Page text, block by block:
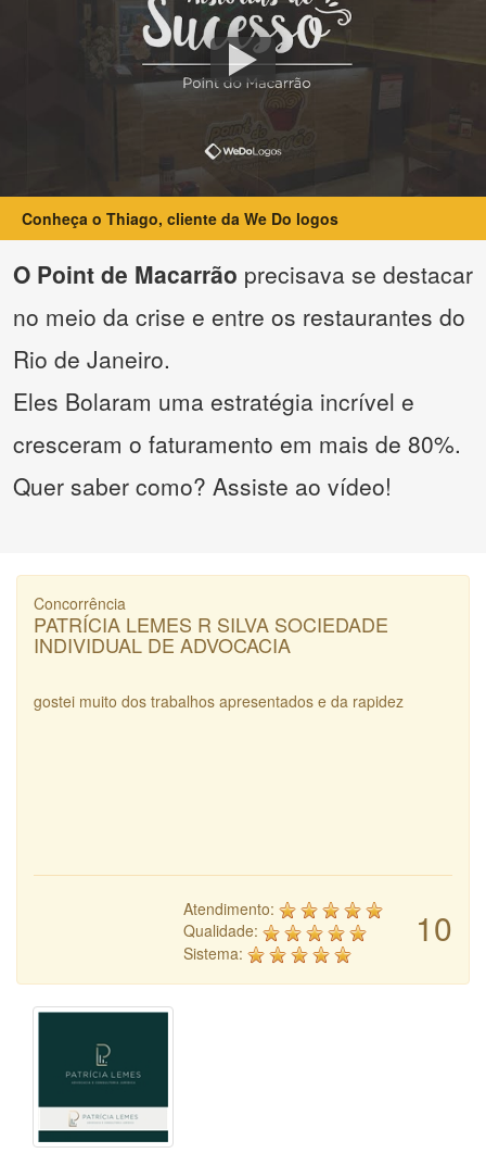
Conheça o Thiago, cliente da We Do logos
O Point de Macarrão precisava se destacar
no meio da crise e entre os restaurantes do
Rio de Janeiro.
Eles Bolaram uma estratégia incrível e
cresceram o faturamento em mais de 80%.
Quer saber como? Assiste ao vídeo!
Concorrência
PATRÍCIA LEMES R SILVA SOCIEDADE
INDIVIDUAL DE ADVOCACIA
gostei muito dos trabalhos apresentados e da rapidez
10
Atendimento:
Qualidade:
Sistema: